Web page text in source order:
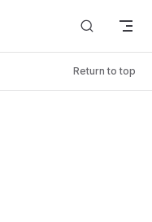
Return to top